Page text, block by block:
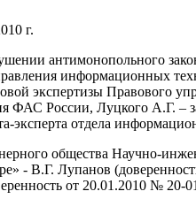
г.
антимонопольного
информационных
экспертизы Правового
ФАС России, Луцкого А.Г.
эксперта отдела
общества Научно-
- В.Г. Лупанов
от 20.01.2010 №